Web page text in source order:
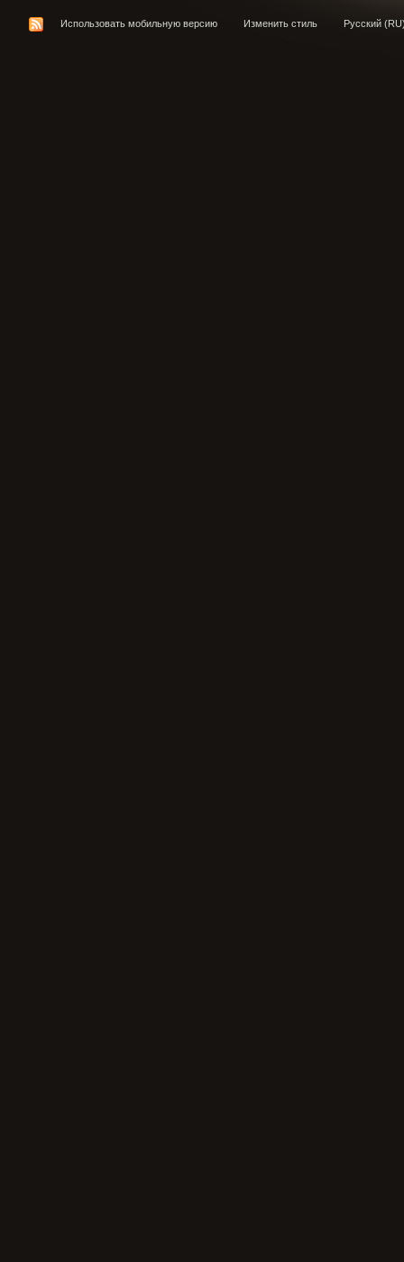
Использовать мобильную версию Изменить стиль Русский